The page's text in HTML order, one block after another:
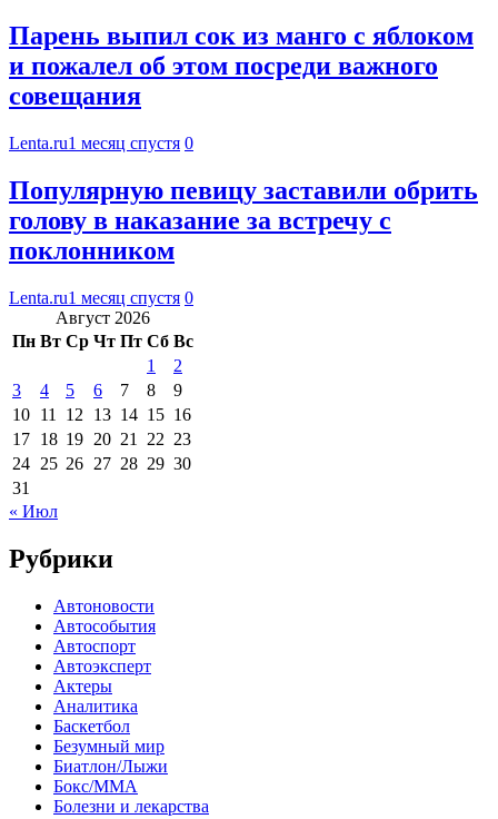
Парень выпил сок из манго с яблоком
и пожалел об этом посреди важного
совещания
Lenta.ru1 месяц спустя 0
Популярную певицу заставили обрить
голову в наказание за встречу с
поклонником
Lenta.ru1 месяц спустя 0
Август 2026
Пн Вт Ср Чт Пт Сб Вс
1
2
3
4 5 6 7 8
9
10 11 12 13 14 15 16
17 18 19 20 21 22 23
24 25 26 27 28 29 30
31
« Июл
Рубрики
Автоновости
Автособытия
Автоспорт
Автоэксперт
Актеры
Аналитика
Баскетбол
Безумный мир
Биатлон/Лыжи
Бокс/MMA
Болезни и лекарства